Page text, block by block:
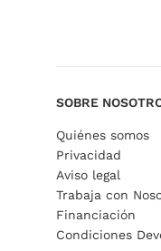
SOBRE
Quiénes somos
Privacidad
Aviso legal
Trabaja con
Financiación
Condiciones